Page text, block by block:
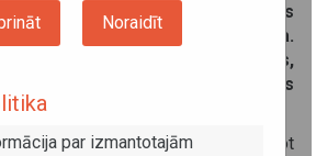
darbadienās tiek uzsākts
tiks iekļauta pietura Agra.
vairs neapstāsies autobuss,
darbadienās un sestdienās
svētdienās – plkst.9.30.
aicina iedzīvotājus izmantot
Noraidīt
par izmantotajām